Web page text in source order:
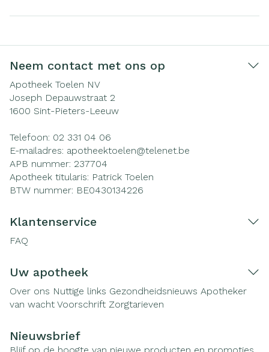
Neem contact met ons op
Apotheek Toelen NV
Joseph Depauwstraat 2
1600 Sint-Pieters-Leeuw
Telefoon: 02 331 04 06
E-mailadres: apotheektoelen@telenet.be
APB nummer: 237704
Apotheek titularis: Patrick Toelen
BTW nummer: BE0430134226
Klantenservice
FAQ
Uw apotheek
Over ons Nuttige links Gezondheidsnieuws Apotheker
van wacht Voorschrift Zorgtarieven
Nieuwsbrief